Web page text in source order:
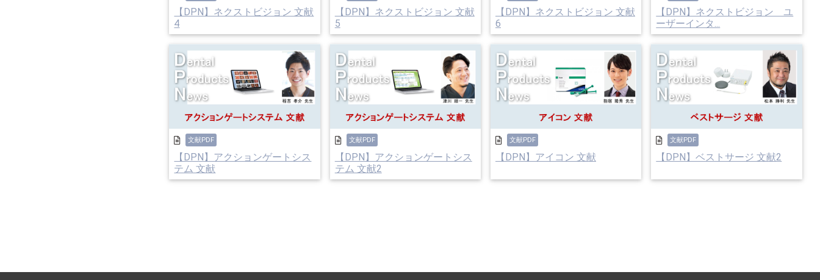
【DPN】ネクストビジョン 文献
4
【DPN】ネクストビジョン 文献
5
【DPN】ネクストビジョン 文献
6
【DPN】ネクストビジョン ユ
ーザーインタ...
文献PDF
【DPN】アクションゲートシス
テム 文献
文献PDF
【DPN】アクションゲートシス
テム 文献2
文献PDF
【DPN】アイコン 文献
文献PDF
【DPN】ベストサージ 文献2